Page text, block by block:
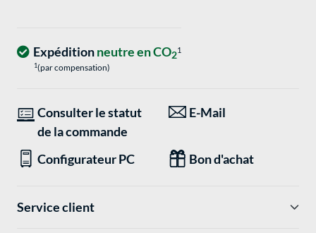
Expéditionneutre en CO21
1(par compensation)
Consulter le statut
de la commande
E-Mail
Configurateur PC Bon d'achat
Service client